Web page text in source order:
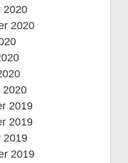
2020
2020
2020
2019
2019
2019
2019